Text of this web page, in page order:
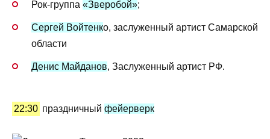
Рок-группа «Зверобой»;
Сергей Войтенко, заслуженный артист Самарской
области
Денис Майданов, Заслуженный артист РФ.
22:30 праздничныйфейерверк